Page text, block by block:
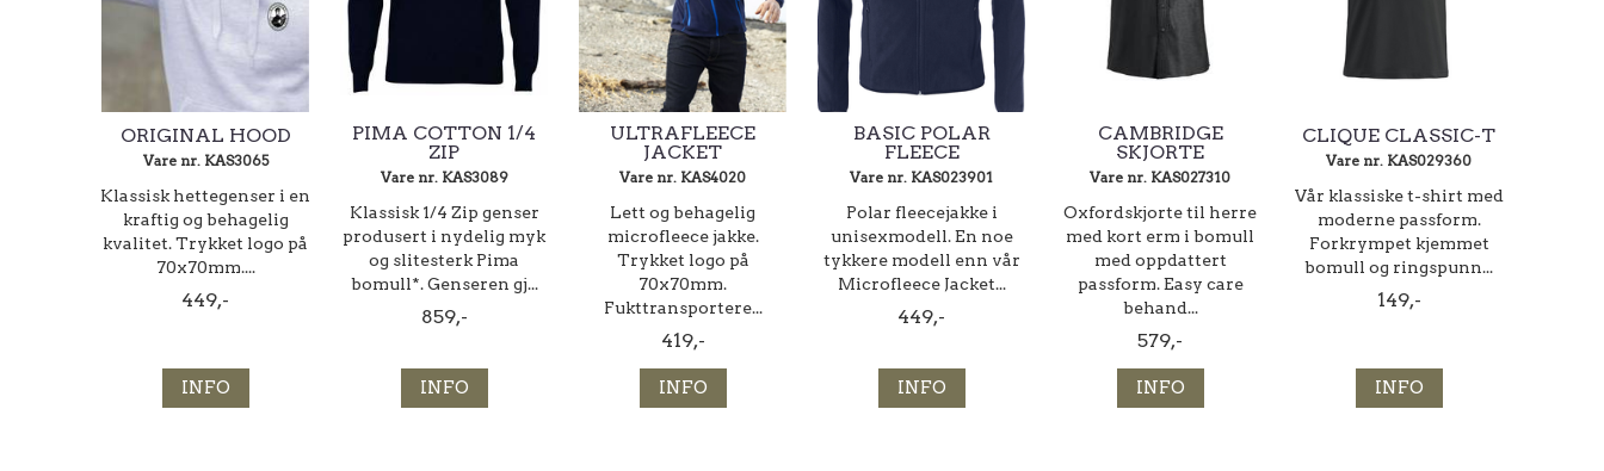
ORIGINAL HOOD
Vare nr. KAS3065
Klassisk hettegenser i en
kraftig og behagelig
kvalitet. Trykket logo på
70x70mm....
449,-
INFO
PIMA COTTON 1/4
ZIP
Vare nr. KAS3089
Klassisk 1/4 Zip genser
produsert i nydelig myk
og slitesterk Pima
bomull*. Genseren gj...
859,-
INFO
ULTRAFLEECE
JACKET
Vare nr. KAS4020
Lett og behagelig
microfleece jakke.
Trykket logo på
70x70mm.
Fukttransportere...
419,-
INFO
BASIC POLAR
FLEECE
Vare nr. KAS023901
Polar fleecejakke i
unisexmodell. En noe
tykkere modell enn vår
Microfleece Jacket...
449,-
INFO
CAMBRIDGE
SKJORTE
Vare nr. KAS027310
Oxfordskjorte til herre
med kort erm i bomull
med oppdattert
passform. Easy care
behand...
579,-
INFO
CLIQUE CLASSIC-T
Vare nr. KAS029360
Vår klassiske t-shirt med
moderne passform.
Forkrympet kjemmet
bomull og ringspunn...
149,-
INFO